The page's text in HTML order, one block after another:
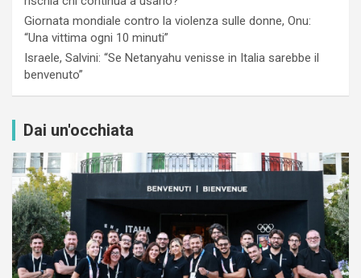
Giornata mondiale contro la violenza sulle donne, Onu:
“Una vittima ogni 10 minuti”
Israele, Salvini: “Se Netanyahu venisse in Italia sarebbe il
benvenuto”
Dai un'occhiata